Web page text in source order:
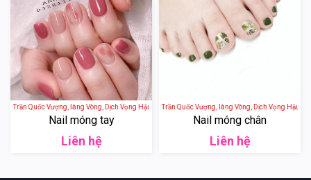
Trần Quốc Vượng, làng Vòng, Dịch Vọng Hậu, Cầu Giấy, Hanoi, Vietnam
Nail móng tay
Liên hệ
Annies Nail Mi - 29 Phố Trần Quốc Vượng, làng Vòng, Dịch Vọng Hậu, Cầu
Nail móng chân
Liên hệ